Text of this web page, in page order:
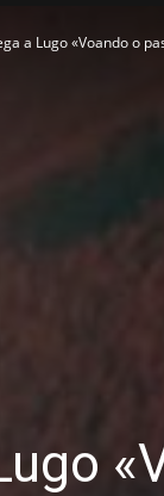
a Lugo «Voando o